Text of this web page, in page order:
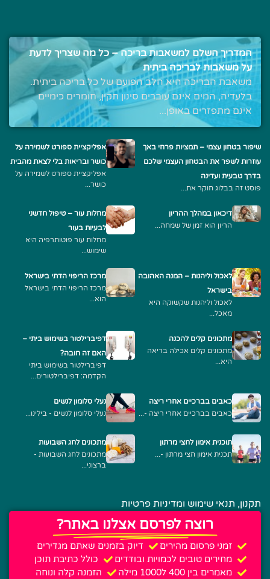
המדריך השלם למשאבות בריכה – כל מה שצריך לדעת
על משאבות לבריכה ביתית
משאבת הבריכה היא הלב הפועם של כל בריכה ביתית.
בלעדיה, המים אינם עוברים סינון תקין, חומרים כימיים
אינם מתפזרים באופן...
שיפור בטחון עצמי – תמציות פרחי באך
עוזרות לשפר את הבטחון העצמי שלכם
בדרך טבעית ועדינה
פוסט זה בבלוג חוקר את...
אפליקציית ספורט לשמירה על
כושר ובריאות בלי לצאת מהבית
אפליקציית ספורט לשמירה על
כושר...
דיכאון במהלך ההריון
הריון הוא זמן של שמחה...
מחלות עור – טיפול חדשני
לבעיות בעור
מחלות עור פוטותרפיה היא
שימוש...
לאכול וליהנות – המנה האהובה
בישראל
לאכול וליהנות שקשוקה היא
מאכל...
מרכז הריפוי הדתי בישראל
מרכז הריפוי הדתי בישראל
הוא...
מתכונים קלים להכנה
מתכונים קלים אכילה בריאה
היא...
דפיברילטור בשימוש ביתי –
האם זה חובה?
דפיברילטור בשימוש ביתי
הקדמה: דפיברילטורים...
כאבים בברכיים אחרי ריצה
כאבים בברכיים אחרי ריצה -...
נעלי סלומון לנשים
נעלי סלומון לנשים - בילינו...
תוכנית אימון לחצי מרתון
תכנית אימון חצי מרתון -...
מתכונים לחג השבועות
מתכונים לחג השבועות -
ברצוני...
תקנון, תנאי שימוש ומדיניות פרטיות
רוצה לפרסם אצלנו באתר?
זמני פרסום מהירים
דיוק בזמנים שאתם מגדירים
מחירים טובים לכמויות ובודדים
כולל כתיבת תוכן
מאמרים בין 400 ל1000 מילה
הזמנה קלה ונוחה